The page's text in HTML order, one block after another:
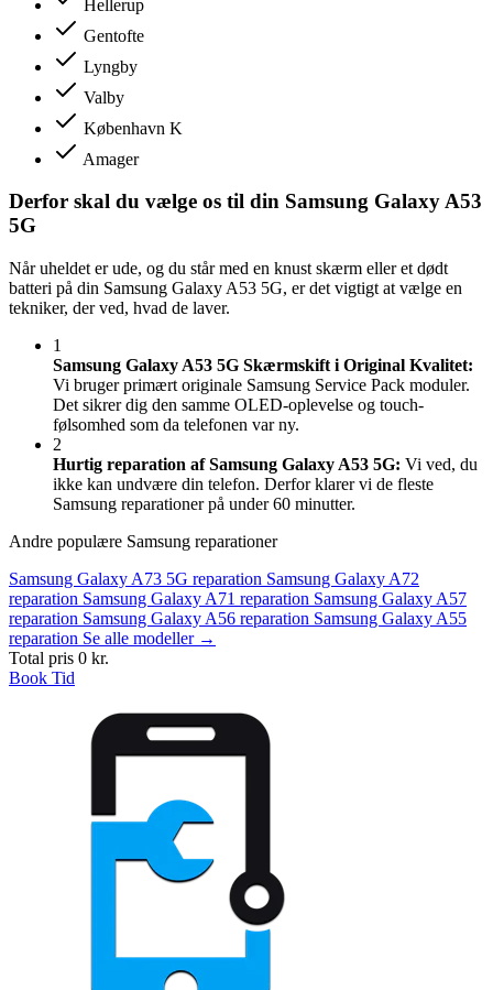
Hellerup
Gentofte
Lyngby
Valby
København K
Amager
Derfor skal du vælge os til din Samsung Galaxy A53
5G
Når uheldet er ude, og du står med en knust skærm eller et dødt
batteri på din Samsung Galaxy A53 5G, er det vigtigt at vælge en
tekniker, der ved, hvad de laver.
1
Samsung Galaxy A53 5G Skærmskift i Original Kvalitet:
Vi bruger primært originale Samsung Service Pack moduler.
Det sikrer dig den samme OLED-oplevelse og touch-
følsomhed som da telefonen var ny.
2
Hurtig reparation af Samsung Galaxy A53 5G: Vi ved, du
ikke kan undvære din telefon. Derfor klarer vi de fleste
Samsung reparationer på under 60 minutter.
Andre populære Samsung reparationer
Samsung Galaxy A73 5G reparation Samsung Galaxy A72
reparation Samsung Galaxy A71 reparation Samsung Galaxy A57
reparation Samsung Galaxy A56 reparation Samsung Galaxy A55
reparation Se alle modeller →
Total pris 0 kr.
Book Tid